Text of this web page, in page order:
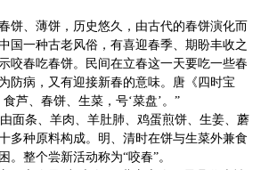
饼、薄饼，历史悠久，由古代的春饼演化而
国一种古老风俗，有喜迎春季、期盼丰收之
咬春吃春饼。民间在立春这一天要吃一些春
防病，又有迎接新春的意味。唐《四时宝
芦、春饼、生菜，号‘菜盘’。”
面条、羊肉、羊肚肺、鸡蛋煎饼、生姜、蘑
多种原料构成。明、清时在饼与生菜外兼食
。整个尝新活动称为“咬春”。